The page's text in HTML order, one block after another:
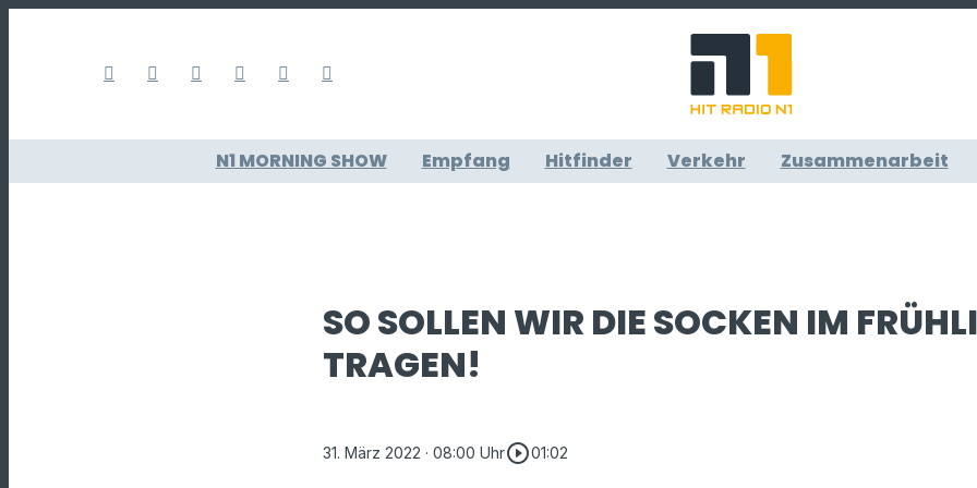
N1 MORNING SHOW Empfang Hitfinder Verkehr Zusammenarbeit
SO SOLLEN WIR DIE SOCKEN IM
TRAGEN!
31. März 2022 · 08:00 Uhrplay_circle_outline01:02